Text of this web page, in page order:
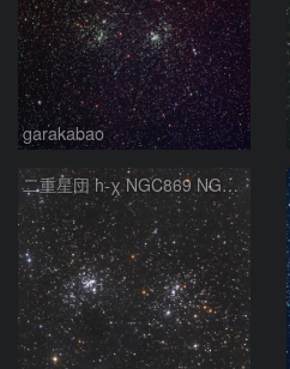
garakabao
二重星団 h-χ NGC869 NGC884 ペルセウス座